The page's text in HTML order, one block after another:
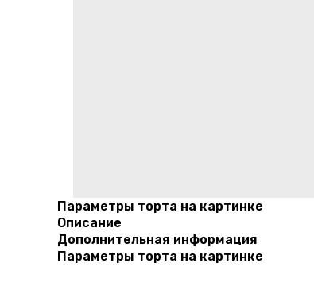
Параметры торта на картинке
Описание
Дополнительная информация
Параметры торта на картинке